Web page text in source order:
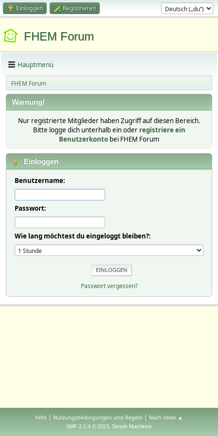
Einloggen Registrieren
FHEM Forum
Hauptmenü
FHEM Forum
Warnung!
Nur registrierte Mitglieder haben Zugriff auf diesen Bereich.
Bitte logge dich unterhalb ein oder registriere ein
Benutzerkonto bei FHEM Forum
Einloggen
Benutzername:
Passwort:
Wie lang möchtest du eingeloggt bleiben?:
Passwort vergessen?
Hilfe | Nutzungsbedingungen und Regeln | Nach oben ▲
SMF 2.1.4 © 2023, Simple Machines